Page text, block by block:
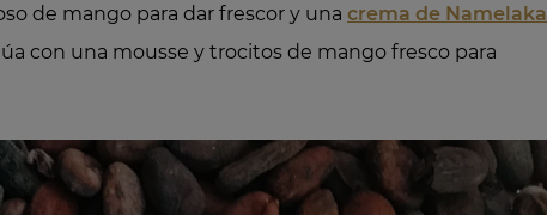
de mango para dar frescor y una crema de Namelaka
con una mousse y trocitos de mango fresco para